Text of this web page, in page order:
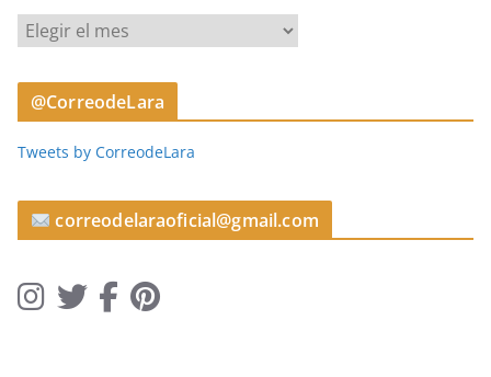
t
u
s
@CorreodeLara
Tweets by CorreodeLara
correodelaraoficial@gmail.com